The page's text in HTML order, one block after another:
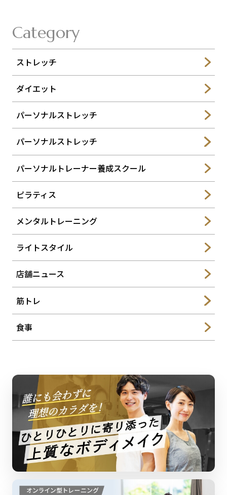
Category
ストレッチ
ダイエット
パーソナルストレッチ
パーソナルストレッチ
パーソナルトレーナー養成スクール
ピラティス
メンタルトレーニング
ライトスタイル
店舗ニュース
筋トレ
食事